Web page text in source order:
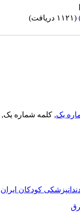
(۱۱۲۱ دریافت)
یک, کلمه شماره یک,
کودکان ایران